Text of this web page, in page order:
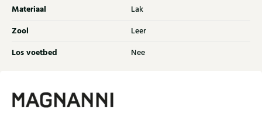
Materiaal Lak
Zool Leer
Los voetbed Nee